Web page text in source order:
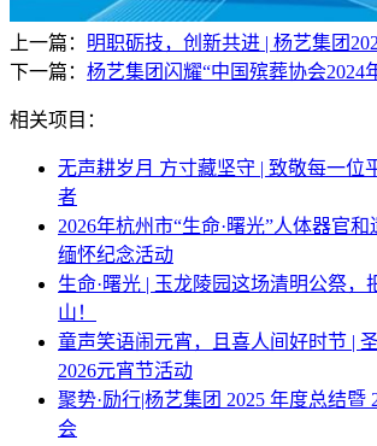
上一篇： 明职砺技，创新共进 | 杨艺集团
下一篇： 杨艺集团闪耀“中国殡葬协会2024
相关项目：
无声耕岁月 方寸藏坚守 | 致敬每一位
者
2026年杭州市“生命·曙光”人体器官
缅怀纪念活动
生命·曙光 | 玉龙陵园这场清明公祭，
山！
童声笑语闹元宵，且喜人间好时节 |
2026元宵节活动
聚势·励行|杨艺集团 2025 年度总结暨
会